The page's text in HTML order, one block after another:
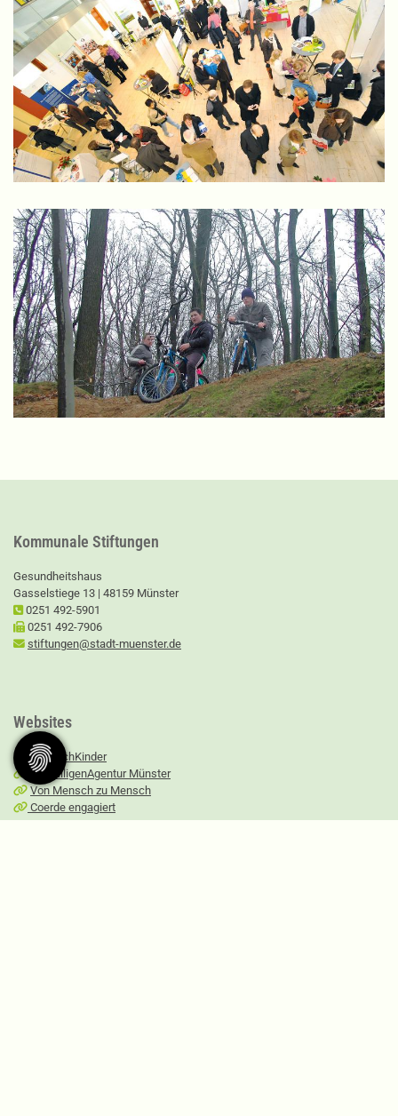
Kommunale Stiftungen
Gesundheitshaus
Gasselstiege 13 | 48159 Münster
0251 492-5901
0251 492-7906
stiftungen@stadt-muenster.de
Websites
MitmachKinder
FreiwilligenAgentur Münster
Von Mensch zu Mensch
Coerde engagiert